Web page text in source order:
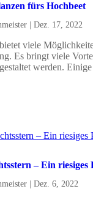
fürs Hochbeet
| Dez. 17, 2022
viele
Es bringt viele
werden.
– Ein riesiges
| Dez. 6, 2022